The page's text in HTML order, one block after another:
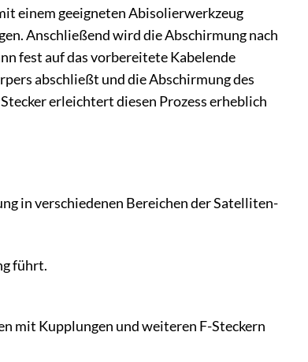
einem geeigneten Abisolierwerkzeug
Anschließend wird die Abschirmung nach
fest auf das vorbereitete Kabelende
abschließt und die Abschirmung des
erleichtert diesen Prozess erheblich
in verschiedenen Bereichen der Satelliten-
führt.
mit Kupplungen und weiteren F-Steckern